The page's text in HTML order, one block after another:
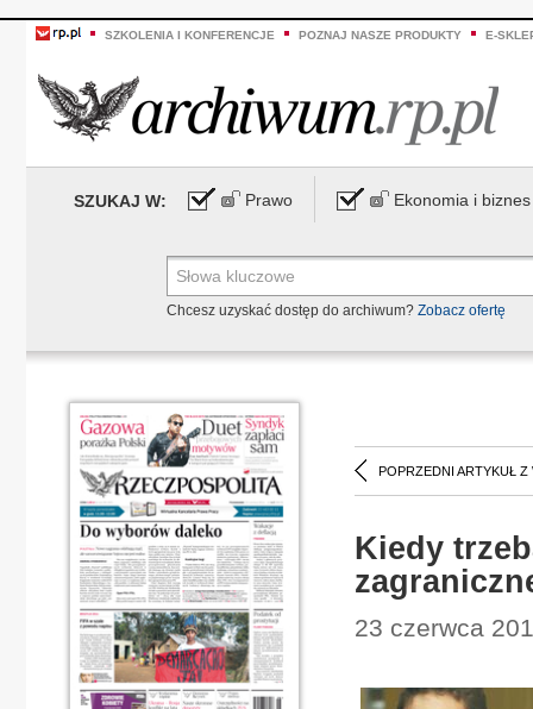
SZKOLENIA I KONFERENCJE POZNAJ NASZE PRODUKTY E-
SZUKAJ W: Prawo Ekonomia i biznes
Chcesz uzyskać dostęp do archiwum? Zobacz ofertę
POPRZEDNI ARTYKUŁ Z
Kiedy
23 czerwca